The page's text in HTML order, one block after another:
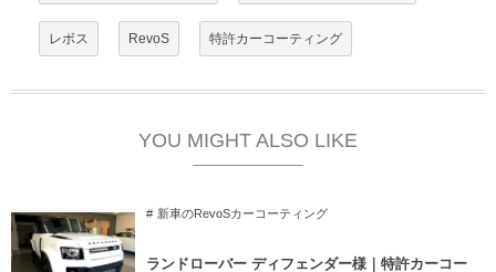
レボス RevoS 特許カーコーティング
YOU MIGHT ALSO LIKE
新車のRevoSカーコーティング
ランドローバー ディフェンダー様｜特許カーコー